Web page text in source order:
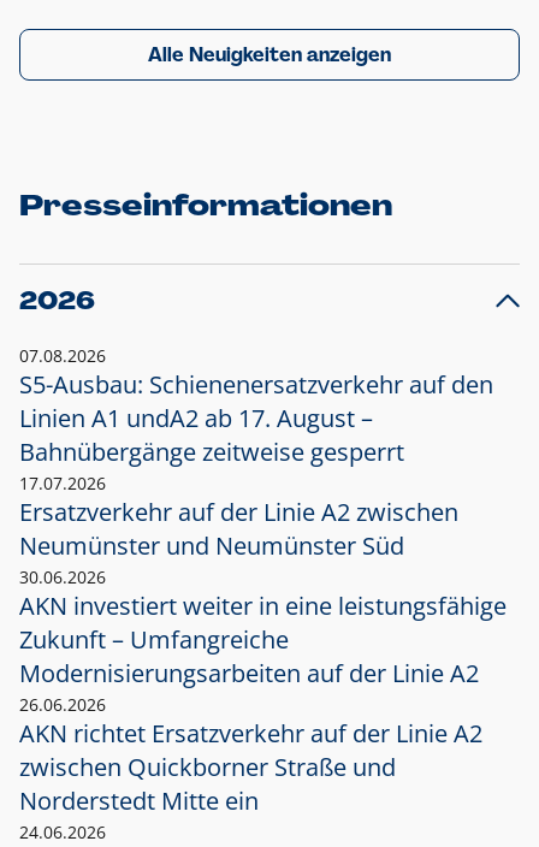
Alle Neuigkeiten anzeigen
Presseinformationen
2026
07.08.2026
S5-Ausbau: Schienenersatzverkehr auf den
Linien A1 undA2 ab 17. August –
Bahnübergänge zeitweise gesperrt
17.07.2026
Ersatzverkehr auf der Linie A2 zwischen
Neumünster und Neumünster Süd
30.06.2026
AKN investiert weiter in eine leistungsfähige
Zukunft – Umfangreiche
Modernisierungsarbeiten auf der Linie A2
26.06.2026
AKN richtet Ersatzverkehr auf der Linie A2
zwischen Quickborner Straße und
Norderstedt Mitte ein
24.06.2026